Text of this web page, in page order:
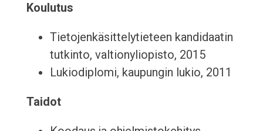
Koulutus
Tietojenkäsittelytieteen kandidaatin
tutkinto, valtionyliopisto, 2015
Lukiodiplomi, kaupungin lukio, 2011
Taidot